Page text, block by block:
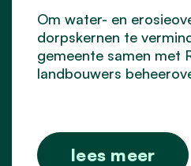
Om water- en
dorpskernen te
gemeente samen met
landbouwers
lees meer